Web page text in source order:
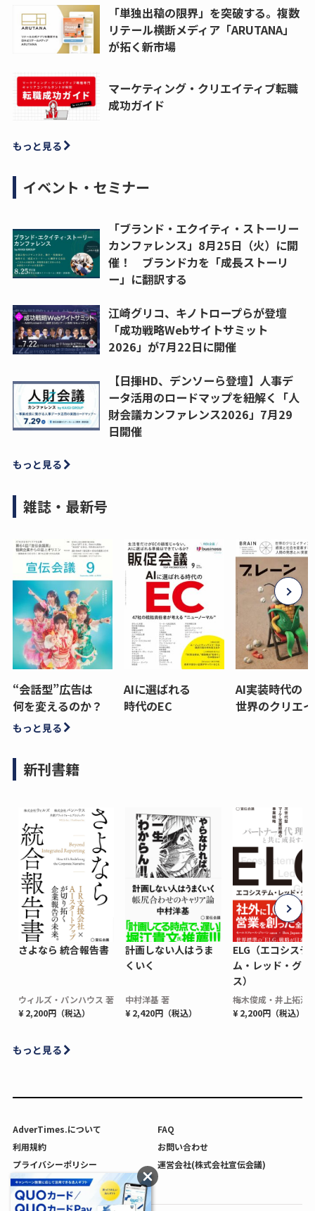
「単独出稿の限界」を突破する。複数
リテール横断メディア「ARUTANA」
が拓く新市場
マーケティング・クリエイティブ転職
成功ガイド
もっと見る
イベント・セミナー
「ブランド・エクイティ・ストーリー
カンファレンス」8月25日（火）に開
催！ ブランド力を「成長ストーリ
ー」に翻訳する
江崎グリコ、キノトロープらが登壇
「成功戦略Webサイトサミット
2026」が7月22日に開催
【日揮HD、デンソーら登壇】人事デ
ータ活用のロードマップを紐解く「人
財会議カンファレンス2026」7月29
日開催
もっと見る
雑誌・最新号
“会話型”広告は
何を変えるのか？
AIに選ばれる
時代のEC
AI実装時代の
世界のクリエ
もっと見る
新刊書籍
さよなら 統合報告書
ウィルズ・パンハウス 著
¥ 2,200円（税込）
計画しない人はうま
くいく
中村洋基 著
¥ 2,420円（税込）
ELG（エコシステ
ム・レッド・グロ
ス）
梅木俊成・井上拓海
¥ 2,200円（税込）
もっと見る
AdverTimes.について
FAQ
利用規約
お問い合わせ
プライバシーポリシー
運営会社(株式会社宣伝会議)
利用者情報の外部送信について